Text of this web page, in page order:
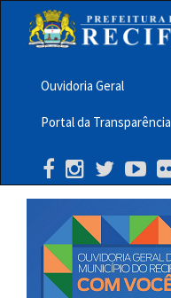
principalMenu
Barra
Topo
PCR
Ouvidoria Geral
Portal da Transparência